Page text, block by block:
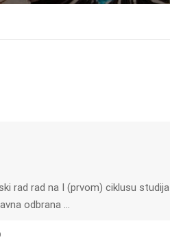
rad rad na I (prvom) ciklusu studija
odbrana …